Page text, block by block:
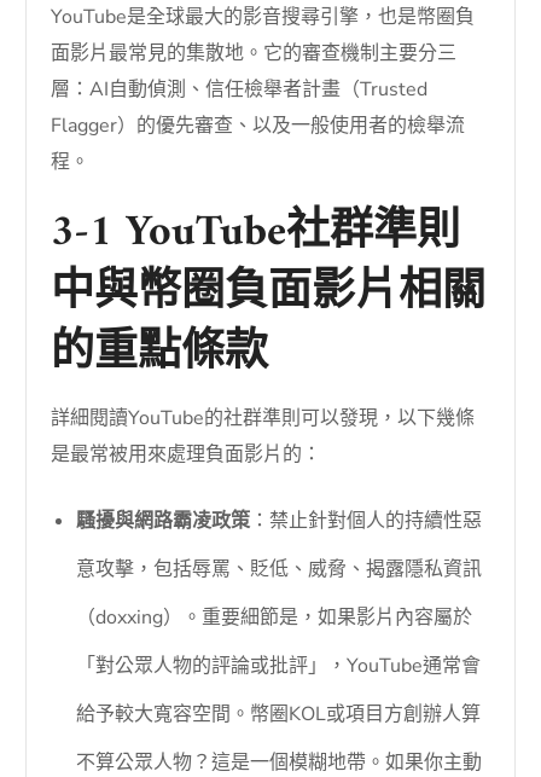
YouTube是全球最大的影音搜尋引擎，也是幣圈負
面影片最常見的集散地。它的審查機制主要分三
層：AI自動偵測、信任檢舉者計畫（Trusted
Flagger）的優先審查、以及一般使用者的檢舉流
程。
3-1 YouTube社群準則
中與幣圈負面影片相關
的重點條款
詳細閱讀YouTube的社群準則可以發現，以下幾條
是最常被用來處理負面影片的：
騷擾與網路霸凌政策 ：禁止針對個人的持續性惡
意攻擊，包括辱罵、貶低、威脅、揭露隱私資訊
（doxxing）。重要細節是，如果影片內容屬於
「對公眾人物的評論或批評」，YouTube通常會
給予較大寬容空間。幣圈KOL或項目方創辦人算
不算公眾人物？這是一個模糊地帶。如果你主動